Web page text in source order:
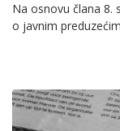
Na osnovu člana 8.
o javnim